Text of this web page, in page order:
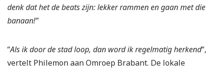
denk dat het de beats zijn: lekker rammen en gaan met die
banaan!”
“Als ik door de stad loop, dan word ik regelmatig herkend“,
vertelt Philemon aan Omroep Brabant. De lokale